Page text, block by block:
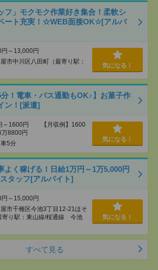
フ」モクモク作業好き集合！柔軟シ
ート充実！☆WEB面接OK☆[アルバ
～13,000円
市中川区八田町（最寄り駅：
気になる！
分！電車・バス通勤もOK♪】お菓子作
ン！[派遣]
～1600円 【月収例】1600
8800円
5分
気になる！
よく稼げる！日給1万円～1万5,000円
タッフ[アルバイト]
～15,000円
市千種区今池3丁目12-21ほそ
寄り駅：東山線/桜通線 今池
気になる！
すべて見る